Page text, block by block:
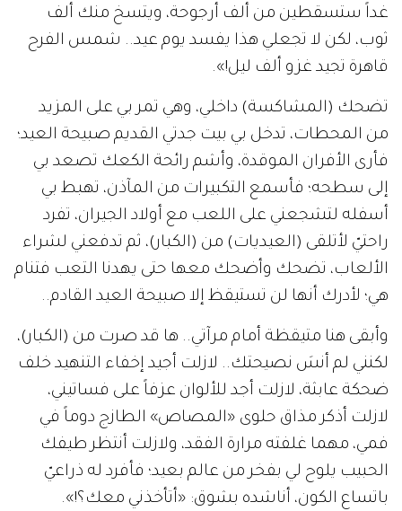
غداً ستسقطين من ألف أرجوحة، ويتسخ منك ألف
ثوب، لكن لا تجعلي هذا يفسد يوم عيد.. شمس الفرح
قاهرة تجيد غزو ألف ليل!».
تضحك (المشاكسة) داخلي، وهي تمر بي على المزيد
من المحطات، تدخل بي بيت جدتي القديم صبيحة العيد؛
فأرى الأفران الموقدة، وأشم رائحة الكعك تصعد بي
إلى سطحه؛ فأسمع التكبيرات من المآذن، تهبط بي
أسفله لتشجعني على اللعب مع أولاد الجيران، تفرد
راحتيّ لأتلقى (العيديات) من (الكبار)، ثم تدفعني لشراء
الألعاب، تضحك وأضحك معها حتى يهدنا التعب فتنام
هي؛ لأدرك أنها لن تستيقظ إلا صبيحة العيد القادم..
وأبقى هنا متيقظة أمام مرآتي.. ها قد صرت من (الكبار)،
لكنني لم أنسَ نصيحتك.. لازلت أجيد إخفاء التنهيد خلف
ضحكة عابثة، لازلت أجد للألوان عزفاً على فساتيني،
لازلت أذكر مذاق حلوى «المصاص» الطازج دوماً في
فمي، مهما غلفته مرارة الفقد، ولازلت أنتظر طيفك
الحبيب يلوح لي بفخر من عالم بعيد؛ فأفرد له ذراعيّ
باتساع الكون، أناشده بشوق: «أتأخذني معك؟!».